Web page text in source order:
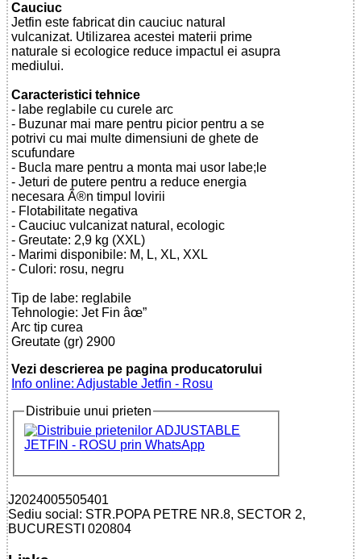
Cauciuc
Jetfin este fabricat din cauciuc natural
vulcanizat. Utilizarea acestei materii prime
naturale si ecologice reduce impactul ei asupra
mediului.
Caracteristici tehnice
- labe reglabile cu curele arc
- Buzunar mai mare pentru picior pentru a se
potrivi cu mai multe dimensiuni de ghete de
scufundare
- Bucla mare pentru a monta mai usor labe;le
- Jeturi de putere pentru a reduce energia
necesara Ã®n timpul lovirii
- Flotabilitate negativa
- Cauciuc vulcanizat natural, ecologic
- Greutate: 2,9 kg (XXL)
- Marimi disponibile: M, L, XL, XXL
- Culori: rosu, negru
Tip de labe: reglabile
Tehnologie: Jet Fin âœ”
Arc tip curea
Greutate (gr) 2900
Vezi descrierea pe pagina producatorului
Info online: Adjustable Jetfin - Rosu
Distribuie unui prieten
J2024005505401
Sediu social: STR.POPA PETRE NR.8, SECTOR 2,
BUCURESTI 020804